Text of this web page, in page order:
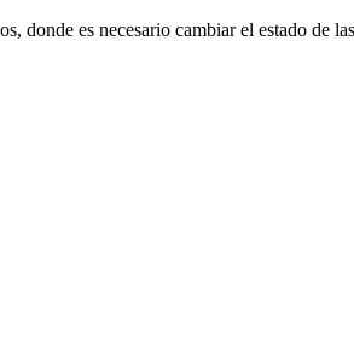
donde es necesario cambiar el estado de